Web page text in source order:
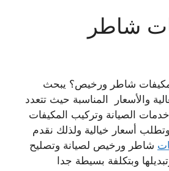
شاطر
شاطر ورخيص؟ يبحث
والأسعار المناسبة حيث تتعدد
الصيانة وتركيب المكيفات
أسعار خيالية ولذلك نقدم
شاطر ورخيص لصيانة وتصليح
وبتكلفة بسيطة جدا